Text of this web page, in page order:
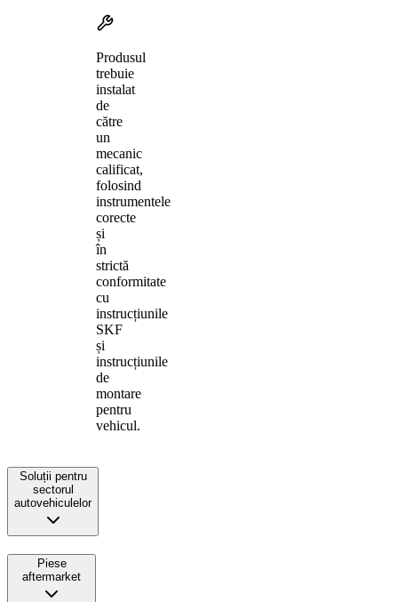
Produsul
trebuie
instalat
de
către
un
mecanic
calificat,
folosind
instrumentele
corecte
și
în
strictă
conformitate
cu
instrucțiunile
SKF
și
instrucțiunile
de
montare
pentru
vehicul.
Soluții pentru
sectorul
autovehiculelor
Piese
aftermarket